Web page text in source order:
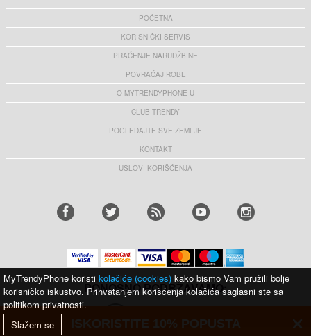
POČETNA
KORISNIČKI SERVIS
PRAĆENJE NARUDŽBINE
POVRAĆAJ ROBE
O MYTRENDYPHONE-U
CLUB TRENDY
POGLEDAJTE SVE ZEMLJE
KONTAKT
USLOVI KORIŠĆENJA
PONOSNO PODRŽAVAMO:
ISKORISTITE 10% POPUSTA
MyTrendyPhone koristi kolačiće (cookies) kako bismo Vam pružili bolje
korisničko iskustvo. Prihvatanjem korišćenja kolačića saglasni ste sa
politikom privatnosti.
Slažem se